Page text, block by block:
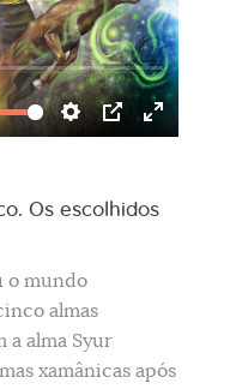
Os escolhidos
o mundo
almas
a alma Syur
xamânicas após